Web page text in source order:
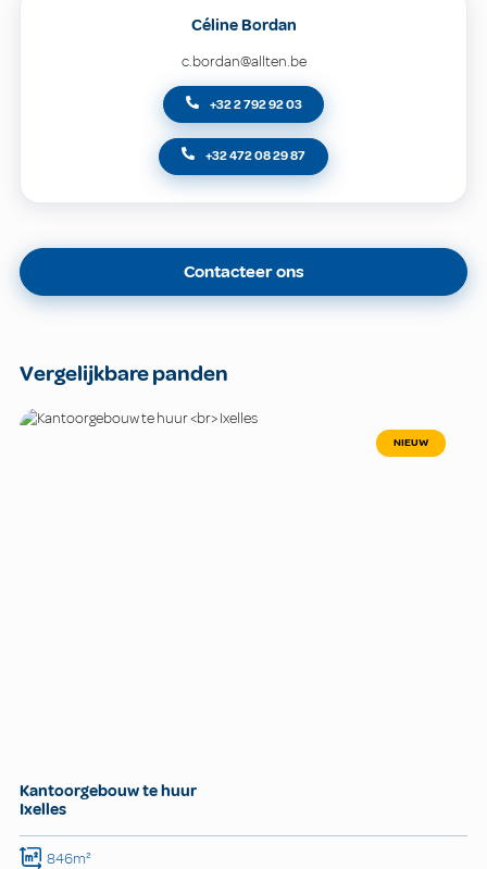
Céline Bordan
c.bordan@allten.be
+32 2 792 92 03
+32 472 08 29 87
Contacteer ons
Vergelijkbare panden
NIEUW
Kantoorgebouw te huur
Ixelles
846m²